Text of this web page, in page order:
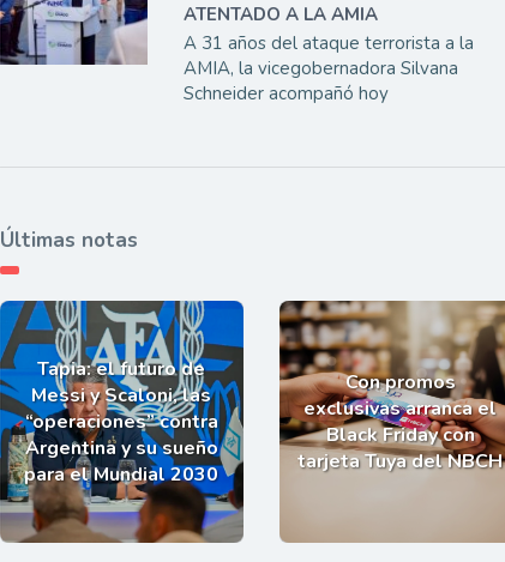
ATENTADO A LA AMIA
A 31 años del ataque terrorista a la
AMIA, la vicegobernadora Silvana
Schneider acompañó hoy
Últimas notas
Tapia: el futuro de
Messi y Scaloni, las
“operaciones” contra
Argentina y su sueño
para el Mundial 2030
Con promos
exclusivas arranca el
Black Friday con
tarjeta Tuya del NBCH